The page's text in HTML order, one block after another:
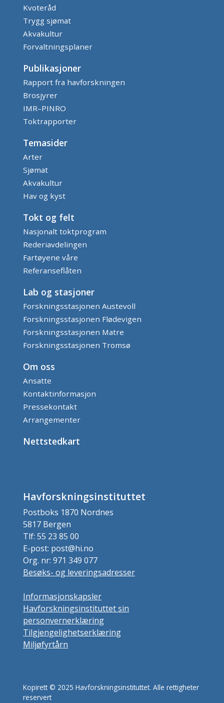
Kvoteråd
Trygg sjømat
Akvakultur
Forvaltningsplaner
Publikasjoner
Rapport fra havforskningen
Brosjyrer
IMR–PINRO
Toktrapporter
Temasider
Arter
Sjømat
Akvakultur
Hav og kyst
Tokt og felt
Nasjonalt toktprogram
Rederiavdelingen
Fartøyene våre
Referanseflåten
Lab og stasjoner
Forskningsstasjonen Austevoll
Forskningsstasjonen Flødevigen
Forskningsstasjonen Matre
Forskningsstasjonen Tromsø
Om oss
Ansatte
Kontaktinformasjon
Pressekontakt
Arrangementer
Nettstedkart
Havforskningsinstituttet
Postboks 1870 Nordnes
5817 Bergen
Tlf: 55 23 85 00
E-post: post@hi.no
Org. nr: 971 349 077
Besøks- og leveringsadresser
Informasjonskapsler
Havforskningsinstituttet sin
personvernerklæring
Tilgjengelighetserklæring
Miljøfyrtårn
Kopirett © 2025 Havforskningsinstituttet. Alle rettigheter
reservert